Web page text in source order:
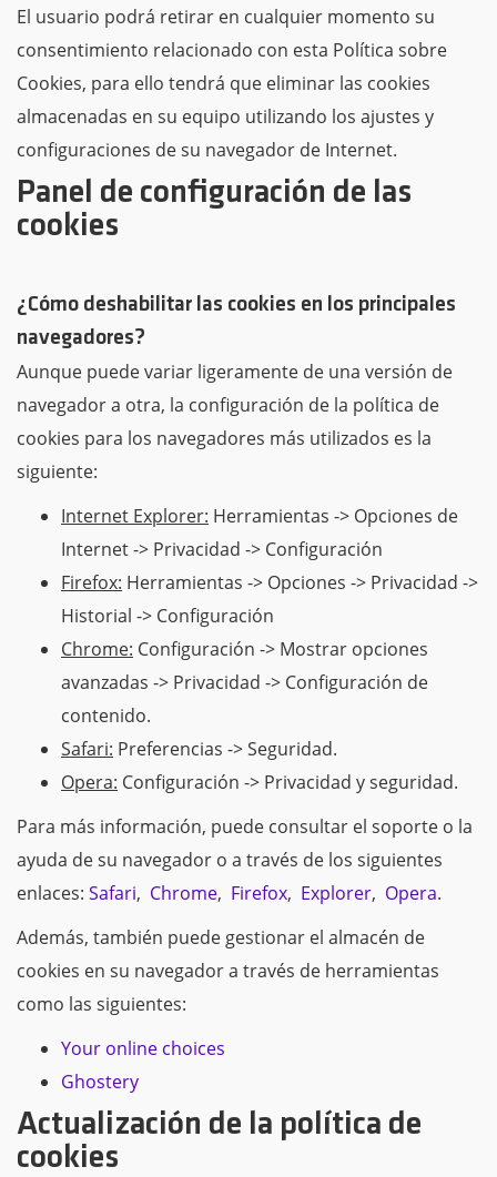
El usuario podrá retirar en cualquier momento su
consentimiento relacionado con esta Política sobre
Cookies, para ello tendrá que eliminar las cookies
almacenadas en su equipo utilizando los ajustes y
configuraciones de su navegador de Internet.
Panel de configuración de las
cookies
¿Cómo deshabilitar las cookies en los principales
navegadores?
Aunque puede variar ligeramente de una versión de
navegador a otra, la configuración de la política de
cookies para los navegadores más utilizados es la
siguiente:
Internet Explorer: Herramientas -> Opciones de
Internet -> Privacidad -> Configuración
Firefox: Herramientas -> Opciones -> Privacidad ->
Historial -> Configuración
Chrome: Configuración -> Mostrar opciones
avanzadas -> Privacidad -> Configuración de
contenido.
Safari: Preferencias -> Seguridad.
Opera: Configuración -> Privacidad y seguridad.
Para más información, puede consultar el soporte o la
ayuda de su navegador o a través de los siguientes
enlaces: Safari, Chrome, Firefox, Explorer, Opera.
Además, también puede gestionar el almacén de
cookies en su navegador a través de herramientas
como las siguientes:
Your online choices
Ghostery
Actualización de la política de
cookies